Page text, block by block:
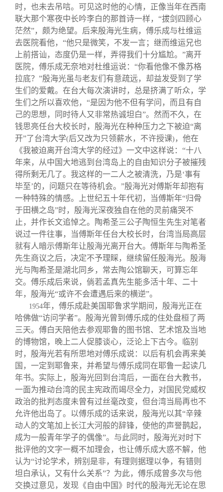
时，也未去吊唁。可见这时他的心情，正像当年在西南
联大那个寒夜中长吟李白的那首诗一样，“拔剑四顾心
茫然”，颇为绝望。后来殷海光生病，傅乐成与杜维运
去医院看他，“他只是微笑，不发一言；继而维运兄也
上前搭讪，态度仍是一样，弄得我们十分尴尬。”离开
医院，傅乐成无奈地对杜维运说：“你看他像不像苏格
拉底？”殷海光虽与老友们有意疏远，却益发受到了学
生们的爱戴。在台大每次演讲时，总是挤满了听众，学
生们之所以喜欢他，“是因为他不但有学问，而且有自
己的思想，同时待人又非常热诚坦白”。然而不久，在
钱思亮任台大校长时，殷海光在种种压力之下被迫“离
开”了台湾大学(后又改为只领薪水，不许授课) ，他在
《我被迫离开台湾大学的经过》一文中这样说：“十八
年来，从中国大地逃到台湾岛上的自由知识分子被摧残
得所剩无几了。我这样的一二人之被清洗，乃是‘事有
毕至’的，问题只在等待机会。”殷海光对傅斯年却抱有
一种特殊的情感。上世纪五十年代初，当傅斯年“归骨
于田横之岛”时，殷海光深夜独自在他的灵前痛哭不
止，并作长文追悼之。陶希圣三公子陶恒生先生对笔者
说过一件往事，当傅斯年任台大校长时，台湾当局高层
就有人暗示傅斯年让殷海光离开台大。傅斯年与陶希圣
先生商议之后，决定不予理睬，继续留任殷海光。殷海
光与陶希圣是湖北同乡，常去陶公馆聊天，可算忘年
交。傅乐成后来说，倘若孟真先生能多活十年、二十
年，殷海光“或许不会遭遇后来的横逆”。
1954年，傅乐成赴美国耶鲁求学期间，殷海光正在
哈佛做“访问学者”。殷海光曾到傅乐成的住处盘桓了两
三天。傅白天陪他去参观耶鲁的图书馆、艺术馆及当地
的博物馆，晚上二人促膝谈心，泛论上下古今。临别
时，殷海光若有所思地对傅乐成说：以后有机会再来美
国，一定到耶鲁来，并希望与傅乐成同在耶鲁一起读几
年书。实际上，殷海光回到台湾后，一面在台大教书，
一面为推动台湾的民主宪政而竭尽全力，对国民党威权
政治的批判态度未曾有过丝毫改变，但台湾当局再也不
允许他出岛了。以傅乐成的话来说，殷海光以其“辛辣
动人的文笔加上长江大河般的辞锋，使他的声誉鹊起，
成为一般青年学子的偶像”。与此同时，殷海光对时下
批评他的文字一概不加理会，也让傅乐成大惑不解，他
认为“讨论学术，辨别是非，有理则据理以争，有错则
坦白承认，又有什么关系”？为此，傅乐成曾多次与他
交换过意见，发现《自由中国》时代的殷海光无论在思